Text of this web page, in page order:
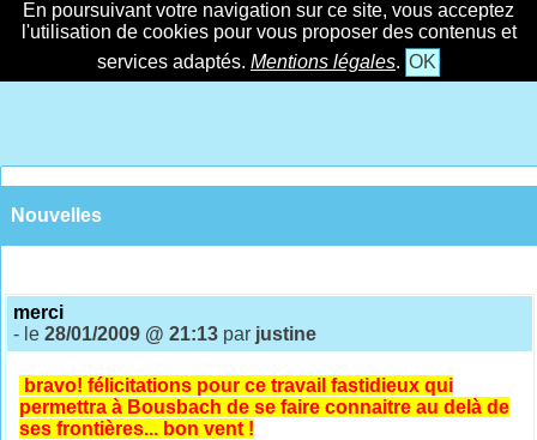
En poursuivant votre navigation sur ce site, vous acceptez
l'utilisation de cookies pour vous proposer des contenus et
services adaptés. Mentions légales. OK
Nouvelles
merci
- le28/01/2009 @ 21:13 par justine
bravo! félicitations pour ce travail fastidieux qui
permettra à Bousbach de se faire connaitre au delà de
ses frontières... bon vent !